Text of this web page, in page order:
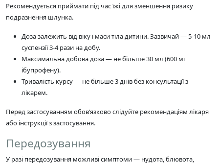
Рекомендується приймати під час їжі для зменшення ризику
подразнення шлунка.
Доза залежить від віку і маси тіла дитини. Зазвичай — 5-10 мл
суспензії 3-4 рази на добу.
Максимальна добова доза — не більше 30 мл (600 мг
ібупрофену).
Тривалість курсу — не більше 3 днів без консультації з
лікарем.
Перед застосуванням обов’язково слідуйте рекомендаціям лікаря
або інструкції з застосування.
Передозування
У разі передозування можливі симптоми — нудота, блювота,